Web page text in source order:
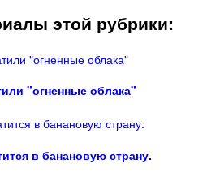
этой рубрики:
"огненные облака"
в банановую страну.